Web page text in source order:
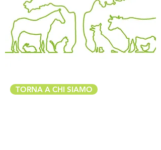
TORNA A CHI SIAMO